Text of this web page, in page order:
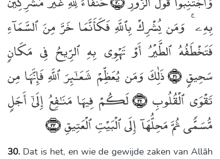
30. Dat is het, en wie de gewijde zaken van Allāh
بِهِۦ ۚ وَمَن يُشْرِكْ بِٱللَّهِ فَكَأَنَّمَا خَرَّ مِنَ ٱلسَّمَآءِ
فَتَخْطَفُهُ ٱلطَّيْرُ أَوْ تَهْوِى بِهِ ٱلرِّيحُ فِى مَكَانٍۢ
سَحِيقٍۢ﴿٣١﴾
ذَٰلِكَ وَمَن يُعَظِّمْ شَعَـٰٓئِرَ ٱللَّهِ فَإِنَّهَا مِن
تَقْوَى ٱلْقُلُوبِ﴿٣٢﴾
لَكُمْ فِيهَا مَنَـٰفِعُ إِلَىٰٓ أَجَلٍۢ
مُّسَمًّۭى ثُمَّ مَحِلُّهَآ إِلَى ٱلْبَيْتِ ٱلْعَتِيقِ﴿٣٣﴾